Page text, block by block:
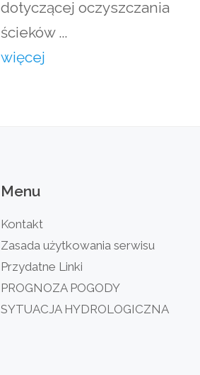
dotyczącej oczyszczania
ścieków ...
więcej
Menu
Kontakt
Zasada użytkowania serwisu
Przydatne Linki
PROGNOZA POGODY
SYTUACJA HYDROLOGICZNA